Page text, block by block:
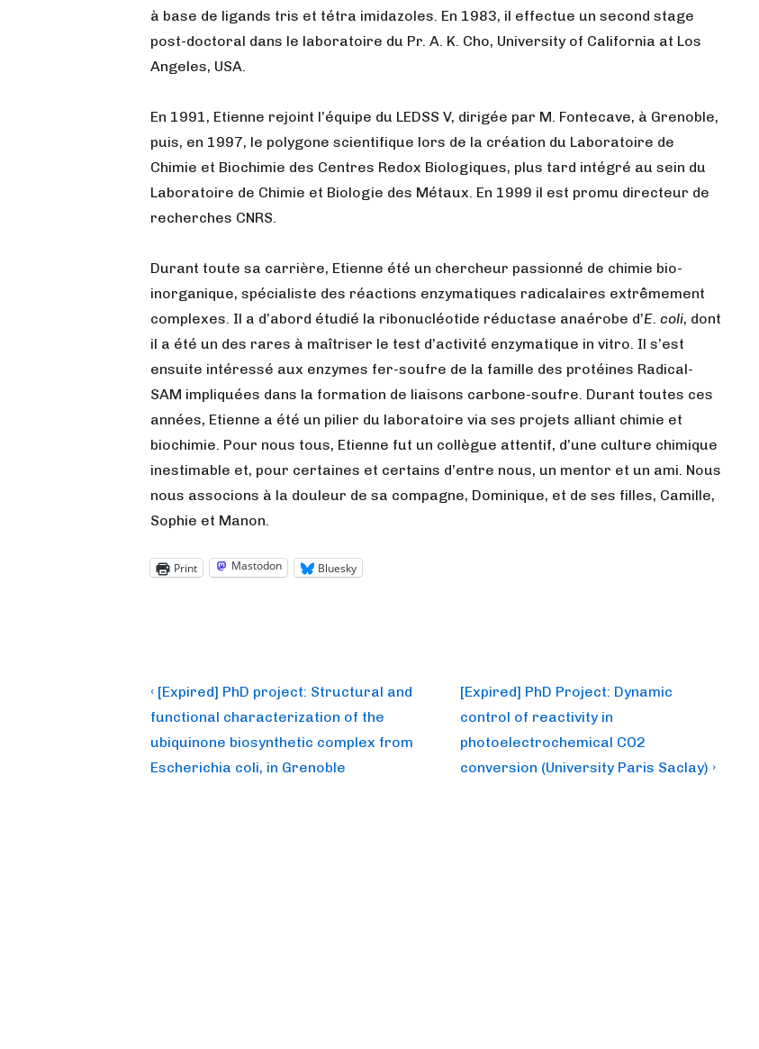
à base de ligands tris et tétra imidazoles. En 1983, il effectue un second stage
post-doctoral dans le laboratoire du Pr. A. K. Cho, University of California at Los
Angeles, USA.
En 1991, Etienne rejoint l’équipe du LEDSS V, dirigée par M. Fontecave, à Grenoble,
puis, en 1997, le polygone scientifique lors de la création du Laboratoire de
Chimie et Biochimie des Centres Redox Biologiques, plus tard intégré au sein du
Laboratoire de Chimie et Biologie des Métaux. En 1999 il est promu directeur de
recherches CNRS.
Durant toute sa carrière, Etienne été un chercheur passionné de chimie bio-
inorganique, spécialiste des réactions enzymatiques radicalaires extrêmement
complexes. Il a d’abord étudié la ribonucléotide réductase anaérobe d’E. coli, dont
il a été un des rares à maîtriser le test d’activité enzymatique in vitro. Il s’est
ensuite intéressé aux enzymes fer-soufre de la famille des protéines Radical-
SAM impliquées dans la formation de liaisons carbone-soufre. Durant toutes ces
années, Etienne a été un pilier du laboratoire via ses projets alliant chimie et
biochimie. Pour nous tous, Etienne fut un collègue attentif, d’une culture chimique
inestimable et, pour certaines et certains d’entre nous, un mentor et un ami. Nous
nous associons à la douleur de sa compagne, Dominique, et de ses filles, Camille,
Sophie et Manon.
Print Mastodon Bluesky
Post
navigation
Previous
Post
is
‹ [Expired] PhD project: Structural and
functional characterization of the
ubiquinone biosynthetic complex from
Escherichia coli, in Grenoble
Next
Post
is
[Expired] PhD Project: Dynamic
control of reactivity in
photoelectrochemical CO2
conversion (University Paris Saclay) ›